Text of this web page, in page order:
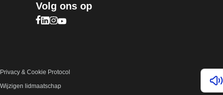
Volg ons op
Bezoek onze Facebook pagina (opent in nieuw
Bezoek onze LinkedIn pagina (opent in nieuw
Bezoek onze Instagram pagina (opent in
Bezoek onze YouTube pagina (opent in
Privacy & Cookie Protocol
Wijzigen lidmaatschap